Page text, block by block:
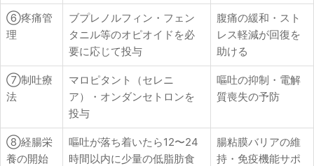
⑥疼痛管
理
ブプレノルフィン・フェン
タニル等のオピオイドを必
要に応じて投与
腹痛の緩和・スト
レス軽減が回復を
助ける
⑦制吐療
法
マロピタント（セレニ
ア）・オンダンセトロンを
投与
嘔吐の抑制・電解
質喪失の予防
⑧経腸栄
養の開始
嘔吐が落ち着いたら12〜24
時間以内に少量の低脂肪食
腸粘膜バリアの維
持・免疫機能サポ